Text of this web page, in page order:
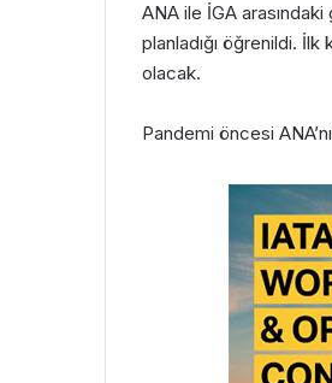
ANA ile İGA
planladığı öğrenildi.
olacak.
Pandemi öncesi